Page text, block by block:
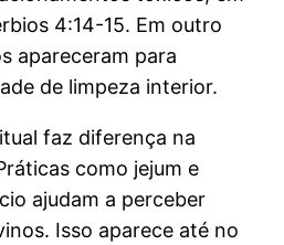
4:14-15. Em outro
apareceram para
de limpeza interior.
faz diferença na
como jejum e
ajudam a perceber
Isso aparece até no